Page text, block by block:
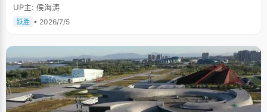
UP主: 侯海涛
跃胜 • 2026/7/5